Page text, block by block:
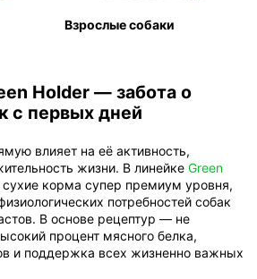
Взрослые собаки
Holder — забота о
с первых дней
влияет на её активность,
жизни. В линейкеGreen
корма супер премиум уровня,
потребностей собак
В основе рецептур — не
процент мясного белка,
и поддержка всех жизненно важных